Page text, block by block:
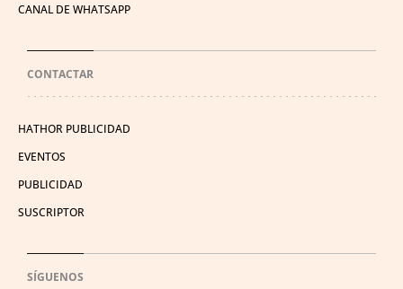
CANAL DE WHATSAPP
CONTACTAR
HATHOR PUBLICIDAD
EVENTOS
PUBLICIDAD
SUSCRIPTOR
SÍGUENOS